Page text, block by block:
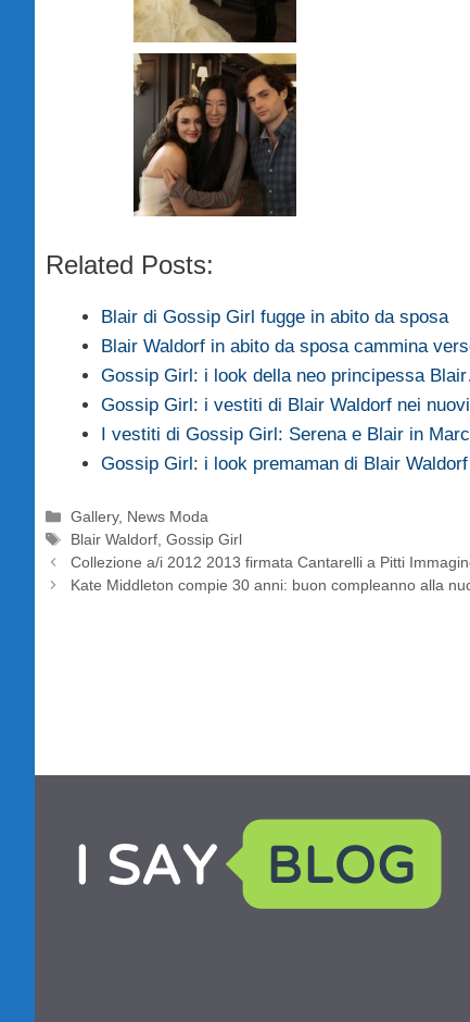
Related Posts:
Blair di Gossip Girl fugge in abito da sposa
Blair Waldorf in abito da sposa cammina
Gossip Girl: i look della neo principessa
Gossip Girl: i vestiti di Blair Waldorf nei
I vestiti di Gossip Girl: Serena e Blair in
Gossip Girl: i look premaman di Blair Waldorf
Categorie
Gallery, News Moda
Tag
Blair Waldorf,Gossip Girl
Collezione a/i 2012 2013 firmata Cantarelli a Pitti
Kate Middleton compie 30 anni: buon compleanno alla